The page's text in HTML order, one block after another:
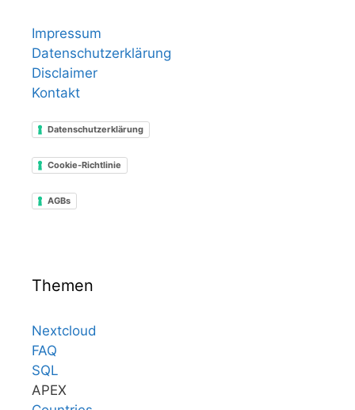
Impressum
Datenschutzerklärung
Disclaimer
Kontakt
Datenschutzerklärung
Cookie-Richtlinie
AGBs
Themen
Nextcloud
FAQ
SQL
APEX